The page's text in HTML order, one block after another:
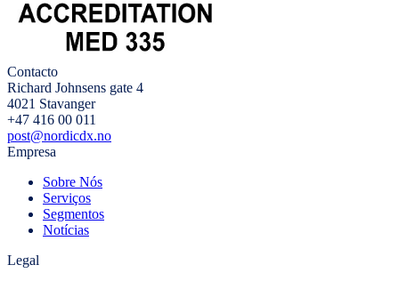
Contacto
Richard Johnsens gate 4
4021 Stavanger
+47 416 00 011
post@nordicdx.no
Empresa
Sobre Nós
Serviços
Segmentos
Notícias
Legal